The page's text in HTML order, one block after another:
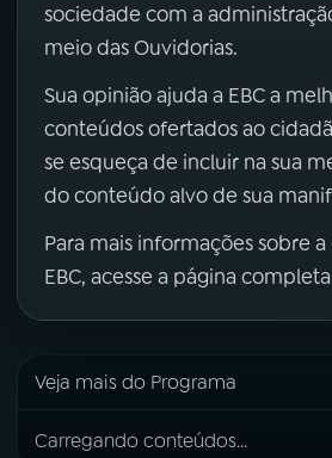
sociedade com a
meio das Ouvidorias.
Sua opinião ajuda a EBC a
conteúdos ofertados ao
se esqueça de incluir na sua
do conteúdo alvo de sua
Para mais informações sobre
EBC, acesse a página completa
Veja mais do Programa
Carregando conteúdos...